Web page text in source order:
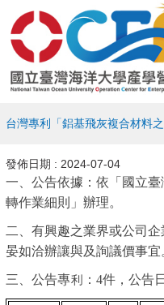
台灣專利「鋁基飛灰複合材料
發佈日期 : 2024-07-04
一、公告依據：依「國立
轉作業細則」辦理。
二、有興趣之業界或公司
晏如洽辦讓與及詢議價事宜
三、公告專利：4件，公告